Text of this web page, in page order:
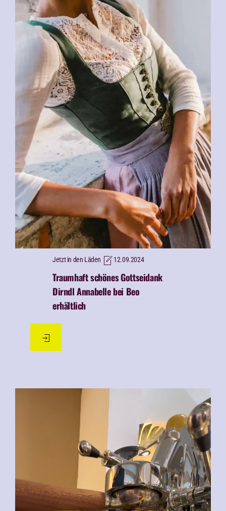
Jetzt in den Läden 12.09.2024
Traumhaft schönesGottseidank
Dirndl Annabelle bei Beo
erhältlich